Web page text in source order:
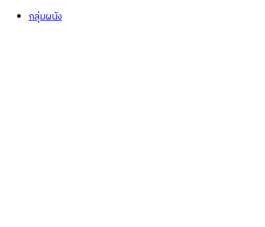
กลุ่มผนัง